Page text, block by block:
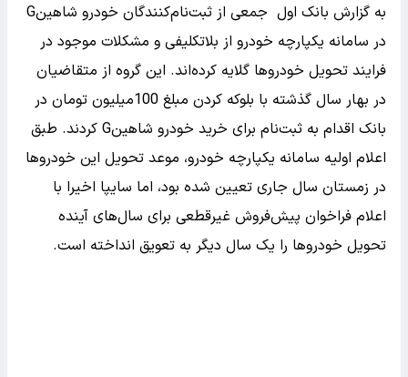
به‌ گزارش بانک اول جمعی از ثبت‌نام‌کنندگان خودرو شاهینG
در سامانه یکپارچه خودرو از بلاتکلیفی و مشکلات موجود در
فرایند تحویل خودروها گلایه کرده‌اند. این گروه از متقاضیان
در بهار سال گذشته با بلوکه کردن مبلغ 100میلیون تومان در
بانک اقدام به ثبت‌نام برای خرید خودرو شاهینG کردند. طبق
اعلام اولیه سامانه یکپارچه خودرو، موعد تحویل این خودروها
در زمستان سال‌ جاری تعیین شده بود، اما سایپا اخیرا با
اعلام فراخوان پیش‌فروش غیرقطعی برای سال‌های آینده
تحویل خودروها را یک سال دیگر به تعویق انداخته است.